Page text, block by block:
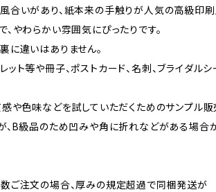
合いがあり、紙本来の手触りが人気の高級印刷
やわらかい雰囲気にぴったりです。
に違いはありません。
ト等や冊子、ポストカード、名刺、ブライダル
感や色味などを試していただくためのサンプル販
、B級品のため凹みや角に折れなどがある場合
ご注文の場合、厚みの規定超過で同梱発送が